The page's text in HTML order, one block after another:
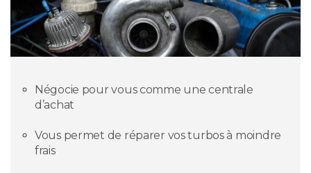
Négocie pour vous comme une centrale
d’achat
Vous permet de réparer vos turbos à moindre
frais